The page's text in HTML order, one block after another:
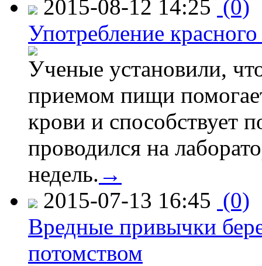
2015-08-12 14:25 (0)
Употребление
Ученые установили,
приемом пищи
крови и способствует
проводился на
недель. →
2015-07-13 16:45 (0)
Вредные привычки
потомством